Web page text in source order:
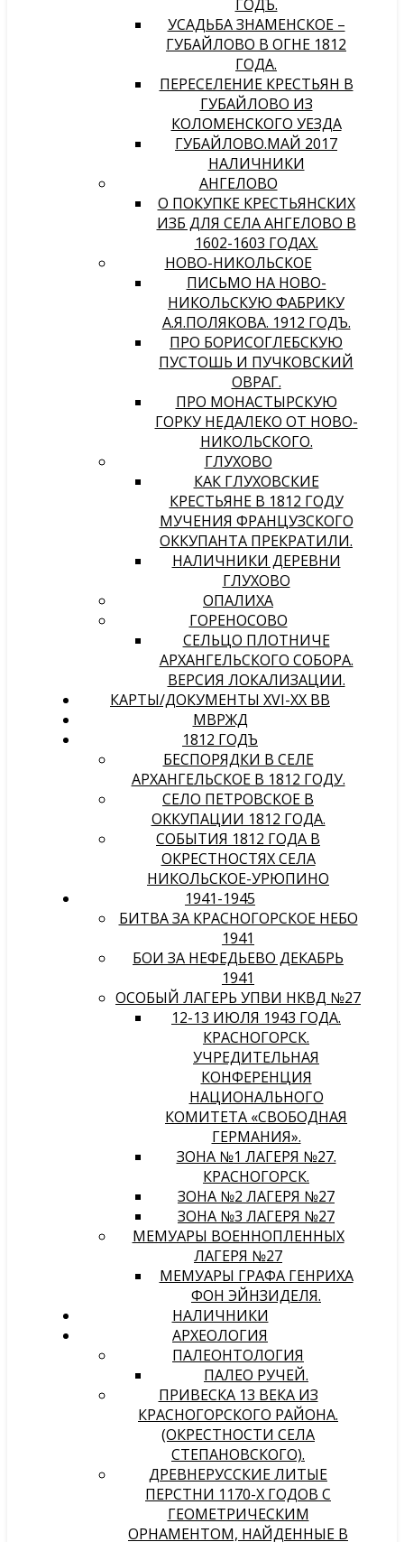
ГОДЪ.
УСАДЬБА ЗНАМЕНСКОЕ –
ГУБАЙЛОВО В ОГНЕ 1812
ГОДА.
ПЕРЕСЕЛЕНИЕ КРЕСТЬЯН В
ГУБАЙЛОВО ИЗ
КОЛОМЕНСКОГО УЕЗДА
ГУБАЙЛОВО.МАЙ 2017
НАЛИЧНИКИ
АНГЕЛОВО
О ПОКУПКЕ КРЕСТЬЯНСКИХ
ИЗБ ДЛЯ СЕЛА АНГЕЛОВО В
1602-1603 ГОДАХ.
НОВО-НИКОЛЬСКОЕ
ПИСЬМО НА НОВО-
НИКОЛЬСКУЮ ФАБРИКУ
А.Я.ПОЛЯКОВА. 1912 ГОДЪ.
ПРО БОРИСОГЛЕБСКУЮ
ПУСТОШЬ И ПУЧКОВСКИЙ
ОВРАГ.
ПРО МОНАСТЫРСКУЮ
ГОРКУ НЕДАЛЕКО ОТ НОВО-
НИКОЛЬСКОГО.
ГЛУХОВО
КАК ГЛУХОВСКИЕ
КРЕСТЬЯНЕ В 1812 ГОДУ
МУЧЕНИЯ ФРАНЦУЗСКОГО
ОККУПАНТА ПРЕКРАТИЛИ.
НАЛИЧНИКИ ДЕРЕВНИ
ГЛУХОВО
ОПАЛИХА
ГОРЕНОСОВО
СЕЛЬЦО ПЛОТНИЧЕ
АРХАНГЕЛЬСКОГО СОБОРА.
ВЕРСИЯ ЛОКАЛИЗАЦИИ.
КАРТЫ/ДОКУМЕНТЫ XVI-XX ВВ
МВРЖД
1812 ГОДЪ
БЕСПОРЯДКИ В СЕЛЕ
АРХАНГЕЛЬСКОЕ В 1812 ГОДУ.
СЕЛО ПЕТРОВСКОЕ В
ОККУПАЦИИ 1812 ГОДА.
СОБЫТИЯ 1812 ГОДА В
ОКРЕСТНОСТЯХ СЕЛА
НИКОЛЬСКОЕ-УРЮПИНО
1941-1945
БИТВА ЗА КРАСНОГОРСКОЕ НЕБО
1941
БОИ ЗА НЕФЕДЬЕВО ДЕКАБРЬ
1941
ОСОБЫЙ ЛАГЕРЬ УПВИ НКВД №27
12-13 ИЮЛЯ 1943 ГОДА.
КРАСНОГОРСК.
УЧРЕДИТЕЛЬНАЯ
КОНФЕРЕНЦИЯ
НАЦИОНАЛЬНОГО
КОМИТЕТА «СВОБОДНАЯ
ГЕРМАНИЯ».
ЗОНА №1 ЛАГЕРЯ №27.
КРАСНОГОРСК.
ЗОНА №2 ЛАГЕРЯ №27
ЗОНА №3 ЛАГЕРЯ №27
МЕМУАРЫ ВОЕННОПЛЕННЫХ
ЛАГЕРЯ №27
МЕМУАРЫ ГРАФА ГЕНРИХА
ФОН ЭЙНЗИДЕЛЯ.
НАЛИЧНИКИ
АРХЕОЛОГИЯ
ПАЛЕОНТОЛОГИЯ
ПАЛЕО РУЧЕЙ.
ПРИВЕСКА 13 ВЕКА ИЗ
КРАСНОГОРСКОГО РАЙОНА.
(ОКРЕСТНОСТИ СЕЛА
СТЕПАНОВСКОГО).
ДРЕВНЕРУССКИЕ ЛИТЫЕ
ПЕРСТНИ 1170-Х ГОДОВ С
ГЕОМЕТРИЧЕСКИМ
ОРНАМЕНТОМ, НАЙДЕННЫЕ В